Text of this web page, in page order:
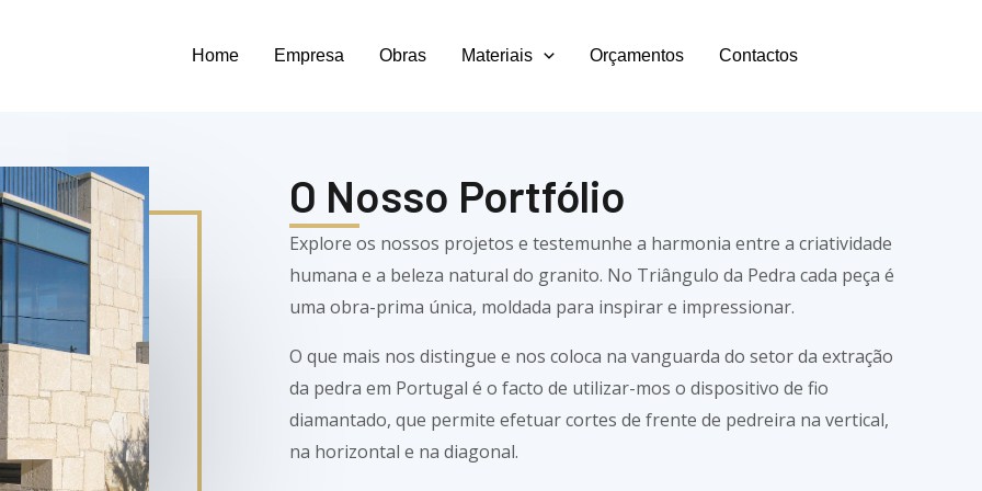
Home Empresa Obras Materiais Orçamentos Contactos
O Nosso Portfólio
Explore os nossos projetos e testemunhe a harmonia entre a criatividade
humana e a beleza natural do granito. No Triângulo da Pedra cada peça é
uma obra-prima única, moldada para inspirar e impressionar.
O que mais nos distingue e nos coloca na vanguarda do setor da extração
da pedra em Portugal é o facto de utilizar-mos o dispositivo de fio
diamantado, que permite efetuar cortes de frente de pedreira na vertical,
na horizontal e na diagonal.